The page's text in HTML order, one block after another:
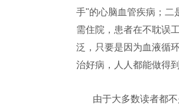
手"的心脑血管疾病；二
需住院，患者在不耽误
泛，只要是因为血液循
治好病，人人都能做得
由于大多数读者都